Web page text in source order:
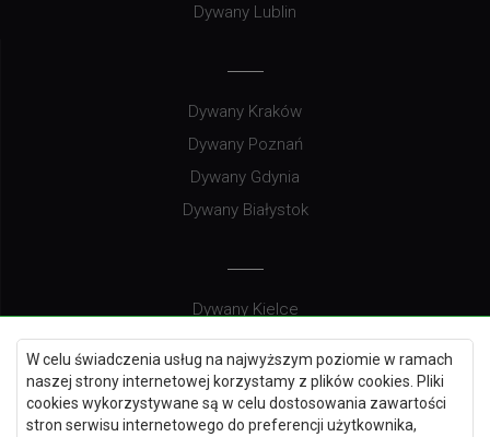
W celu świadczenia usług na najwyższym poziomie w ramach
naszej strony internetowej korzystamy z plików cookies. Pliki
cookies wykorzystywane są w celu dostosowania zawartości
stron serwisu internetowego do preferencji użytkownika,
Dywany Lublin
Dywany Kraków
Dywany Poznań
Dywany Gdynia
Dywany Białystok
Dywany Kielce
Dywany Gdańsk
Dywany Toruń
Dywany Bydgoszcz